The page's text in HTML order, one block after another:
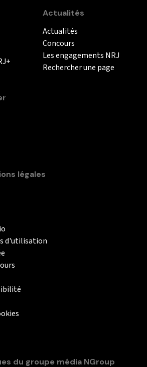
Actualités
Actualités
Concours
Les engagements NRJ
Rechercher une page
légales
d'utilisation
du groupe média NGroup